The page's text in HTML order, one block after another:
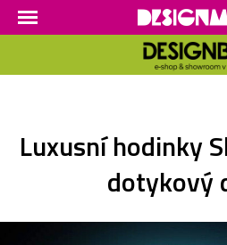
Luxusní hodinky
dotykový